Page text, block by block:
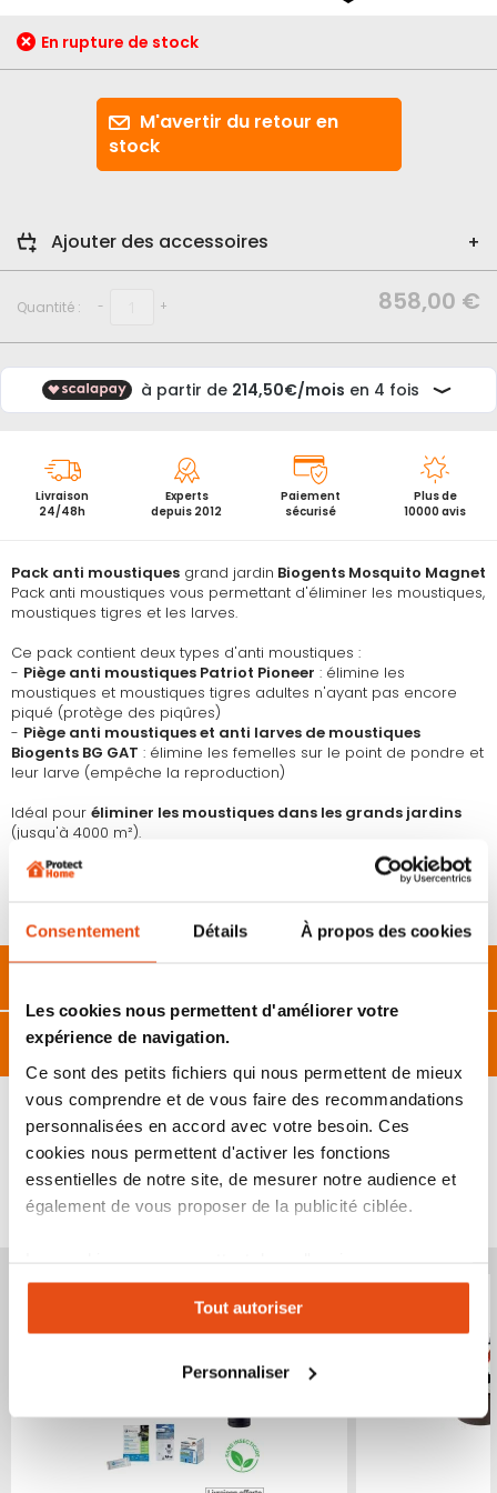
Consentement Détails À propos des cookies
Les cookies nous permettent d'améliorer votre
expérience de navigation.
Ce sont des petits fichiers qui nous permettent de mieux
vous comprendre et de vous faire des recommandations
personnalisées en accord avec votre besoin. Ces
cookies nous permettent d'activer les fonctions
essentielles de notre site, de mesurer notre audience et
également de vous proposer de la publicité ciblée.
expérience personnalisée sur notre site. Vous pouvez
changer votre choix à n'importe quel moment. Refuser
tous les cookies peut limiter certaines fonctionnalités.
Tout autoriser
Personnaliser
de
la
Pack anti moustiques grand jardin Biogents Mosquito Magnet
Pack anti moustiques vous permettant d'éliminer les moustiques,
moustiques tigres et les larves.
Ce pack contient deux types d'anti moustiques :
- Piège anti moustiques Patriot Pioneer : élimine les
moustiques et moustiques tigres adultes n'ayant pas encore
piqué (protège des piqûres)
- Piège anti moustiques et anti larves de moustiques
Biogents BG GAT : élimine les femelles sur le point de pondre et
leur larve (empêche la reproduction)
Idéal pour éliminer les moustiques dans les grands jardins
(jusqu'à 4000 m²).
Les pièges doivent être placés à proximité des lieux de repos
En rupture de stock
M'avertir du retour en
stock
Ajouter des accessoires
Quantité : - + 858,00 €
Livraison
24/48h
Experts
depuis 2012
Paiement
sécurisé
Plus de
10000 avis
Caractéristiques
VOUS POURRIEZ ÉGALEMENT ÊTRE INTÉRESSÉ
PAR...